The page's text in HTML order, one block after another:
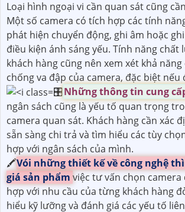
Loại hình ngoại vi cần quan sát cũng
Một số camera có tích hợp các tính
phát hiện chuyển động, ghi âm hoặc
điều kiện ánh sáng yếu. Tính năng chất
khách hàng cũng nên xem xét khả
chống va đập của camera, đặc biệt
🎛Những thông tin cung
ngân sách cũng là yếu tố quan trọng
camera quan sát. Khách hàng cần xác
sẵn sàng chi trả và tìm hiểu các tùy
hợp với ngân sách của mình.
🖍Vói những thiết kế về công nghệ
giá sản phẩm việc tư vấn chọn
hợp với nhu cầu của từng khách hàng
hiểu kỹ lưỡng và đánh giá các yếu tố